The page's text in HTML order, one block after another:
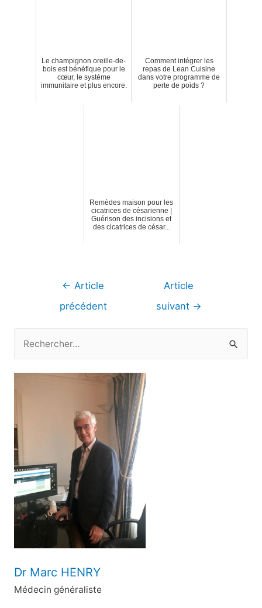
Le champignon oreille-de-
bois est bénéfique pour le
cœur, le système
immunitaire et plus encore.
Comment intégrer les
repas de Lean Cuisine
dans votre programme de
perte de poids ?
Remèdes maison pour les
cicatrices de césarienne |
Guérison des incisions et
des cicatrices de césar...
Navigation
← Article
précédent
Article
suivant →
c
h
r
c
h
e
r
Dr Marc HENRY
Médecin généraliste